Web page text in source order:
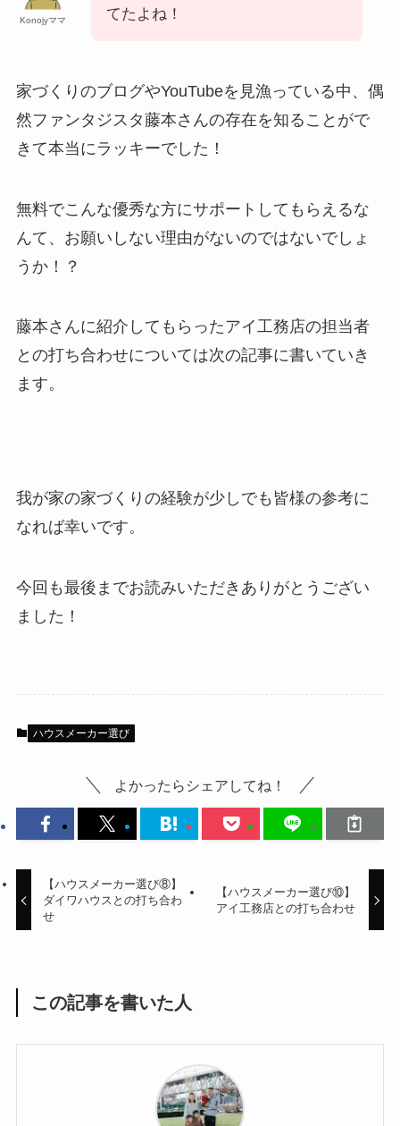
Konojyママ てたよね！
家づくりのブログやYouTubeを見漁っている中、偶
然ファンタジスタ藤本さんの存在を知ることがで
きて本当にラッキーでした！
無料でこんな優秀な方にサポートしてもらえるな
んて、お願いしない理由がないのではないでしょ
うか！？
藤本さんに紹介してもらったアイ工務店の担当者
との打ち合わせについては次の記事に書いていき
ます。
我が家の家づくりの経験が少しでも皆様の参考に
なれば幸いです。
今回も最後までお読みいただきありがとうござい
ました！
ハウスメーカー選び
よかったらシェアしてね！
【ハウスメーカー選び⑧】
ダイワハウスとの打ち合わ
せ
【ハウスメーカー選び⑩】
アイ工務店との打ち合わせ
この記事を書いた人